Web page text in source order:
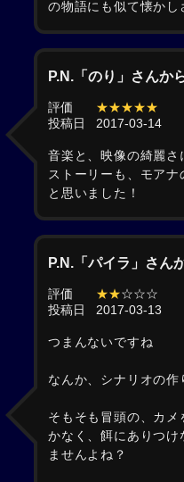
の物語にも似て懐かし
P.N.「のり」さんか
評価
★★★★★
投稿日
2017-03-14
音楽と、映像の綺麗さ
ストーリーも、モア
と思いました！
P.N.「パイラ」さん
評価 ★★☆☆☆
投稿日
2017-03-13
つまんないですね
なんか、シナリオの作
そもそも冒頭の、カメ
かなく、餌にありつ
ませんよね？